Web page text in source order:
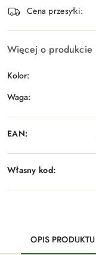
Cena przesyłki:
Więcej o produkcie
Kolor:
Waga:
EAN:
Własny kod:
OPIS PRODUKTU